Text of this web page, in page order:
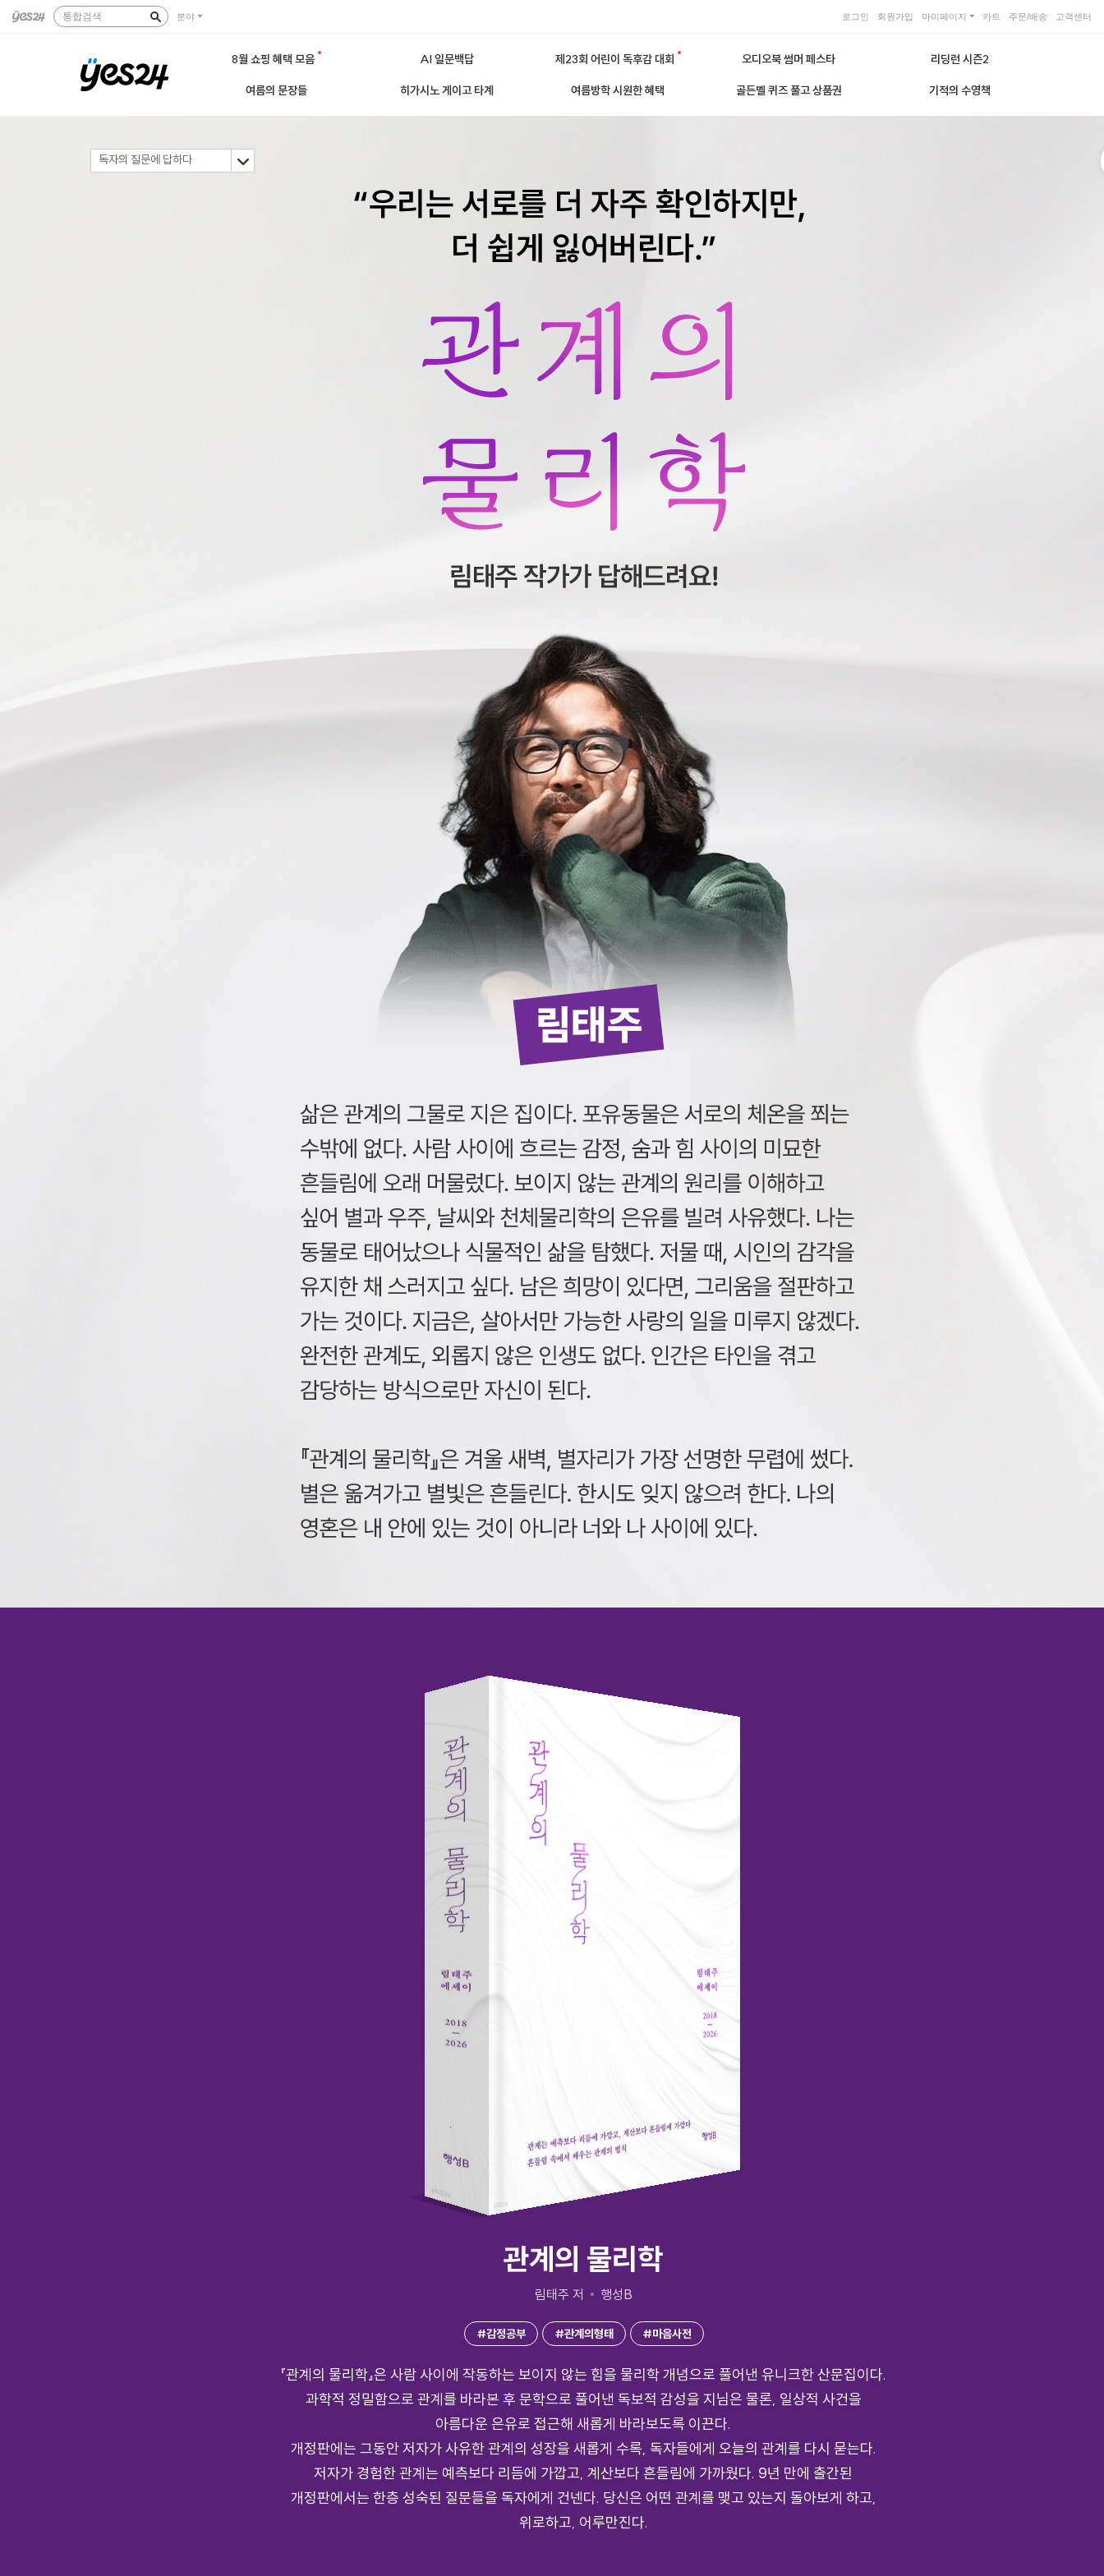
통합검색 분야 로그인 회원가입 마이페이지 카트 주문/배송 고객센터
8월 쇼핑 혜택 모음 AI 일문백답 제23회 어린이 독후감 대회 오디오북 썸머 페스타 리딩런 시즌2
여름의 문장들 히가시노 게이고 타계 여름방학 시원한 혜택 골든벨 퀴즈 풀고 상품권 기적의 수영책
독자의 질문에 답하다
관계의 물리학
림태주 저 행성B
#감정공부 #관계의형태 #마음사전
『관계의 물리학』은 사람 사이에 작동하는 보이지 않는 힘을 물리학 개념으로 풀어낸 유니크한 산문집이다.
과학적 정밀함으로 관계를 바라본 후 문학으로 풀어낸 독보적 감성을 지님은 물론, 일상적 사건을
아름다운 은유로 접근해 새롭게 바라보도록 이끈다.
개정판에는 그동안 저자가 사유한 관계의 성장을 새롭게 수록, 독자들에게 오늘의 관계를 다시 묻는다.
저자가 경험한 관계는 예측보다 리듬에 가깝고, 계산보다 흔들림에 가까웠다. 9년 만에 출간된
개정판에서는 한층 성숙된 질문들을 독자에게 건넨다. 당신은 어떤 관계를 맺고 있는지 돌아보게 하고,
위로하고, 어루만진다.